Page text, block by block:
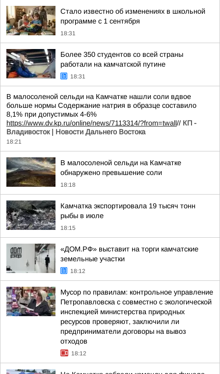
Стало известно об изменениях в школьной
программе с 1 сентября
18:31
Более 350 студентов со всей страны
работали на камчатской путине
18:31
В малосоленой сельди на Камчатке нашли соли вдвое
больше нормы Содержание натрия в образце составило
8,1% при допустимых 4-6%
https://www.dv.kp.ru/online/news/7113314/?from=twall// КП -
Владивосток | Новости Дальнего Востока
18:21
В малосоленой сельди на Камчатке
обнаружено превышение соли
18:18
Камчатка экспортировала 19 тысяч тонн
рыбы в июле
18:15
«ДОМ.РФ» выставит на торги камчатские
земельные участки
18:12
Мусор по правилам: контрольное управление
Петропавловска с совместно с экологической
инспекцией министерства природных
ресурсов проверяют, заключили ли
предприниматели договоры на вывоз
отходов
18:12